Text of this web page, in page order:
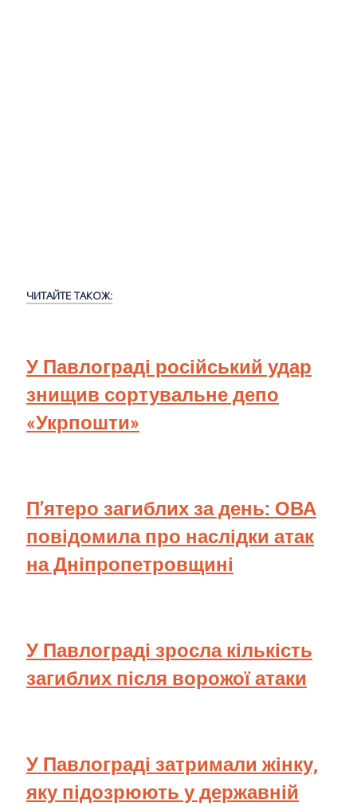
ЧИТАЙТЕ ТАКОЖ:
У Павлограді російський удар
знищив сортувальне депо
«Укрпошти»
П’ятеро загиблих за день: ОВА
повідомила про наслідки атак
на Дніпропетровщині
У Павлограді зросла кількість
загиблих після ворожої атаки
У Павлограді затримали жінку,
яку підозрюють у державній